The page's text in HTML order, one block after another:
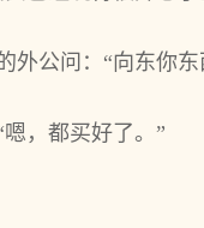
外公问：“向东你
，都买好了。”